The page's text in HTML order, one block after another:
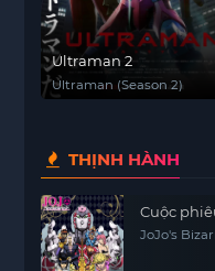
Ultraman 2
Ultraman (Season 2)
THỊNH HÀNH
Cuộc
JoJo's